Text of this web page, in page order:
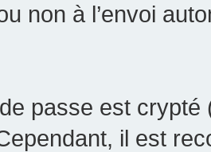
non à l’envoi
passe est crypté
il est